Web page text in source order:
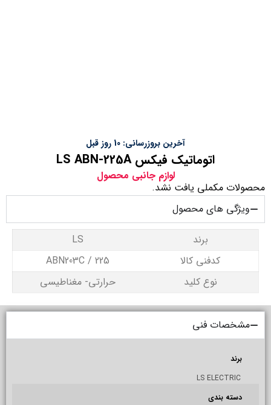
آخرین بروزرسانی: 10 روز قبل
اتوماتیک فیکس LS ABN-225A
لوازم جانبی محصول
محصولات مکملی یافت نشد.
ویژگی های محصول
برند
LS
کدفنی کالا
ABN203C / 225
نوع کلید
حرارتی- مغناطیسی
مشخصات فنی
برند
LS ELECTRIC
دسته بندی